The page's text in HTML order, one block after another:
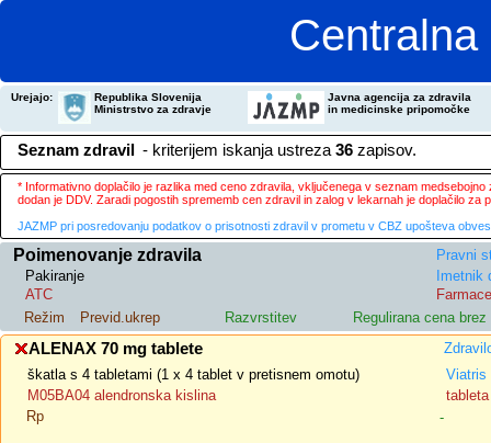
Urejajo:
Republika Slovenija
Ministrstvo za zdravje
Javna agencija za zdravila
in medicinske pripomočke
Seznam zdravil - kriterijem iskanja ustreza 36 zapisov.
* Informativno doplačilo je razlika med ceno zdravila, vključenega v seznam
dodan je DDV. Zaradi pogostih sprememb cen zdravil in zalog v lekarnah je doplačilo
JAZMP pri posredovanju podatkov o prisotnosti zdravil v prometu v CBZ upošteva
Poimenovanje zdravila
Pravni
Pakiranje
Imetnik
ATC
Režim
Previd.ukrep Razvrstitev Regulirana cena brez
ALENAX 70 mg tablete
škatla s 4 tabletami (1 x 4 tablet v pretisnem omotu)
Viatris
M05BA04 alendronska kislina
tableta
Rp
-